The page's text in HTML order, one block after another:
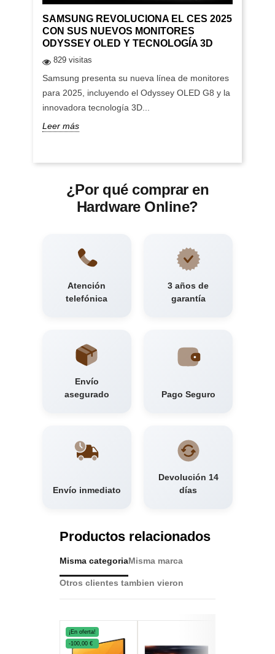
SAMSUNG REVOLUCIONA EL CES 2025
CON SUS NUEVOS MONITORES
ODYSSEY OLED Y TECNOLOGÍA 3D
829 visitas
Samsung presenta su nueva línea de monitores
para 2025, incluyendo el Odyssey OLED G8 y la
innovadora tecnología 3D...
Leer más
¿Por qué comprar en
Hardware Online?
Atención
telefónica
3 años de
garantía
Envío
asegurado
Pago Seguro
Envío inmediato
Devolución 14
días
Productos relacionados
Misma categoriaMisma marca
Otros clientes tambien vieron
¡En oferta!
-100,00 €